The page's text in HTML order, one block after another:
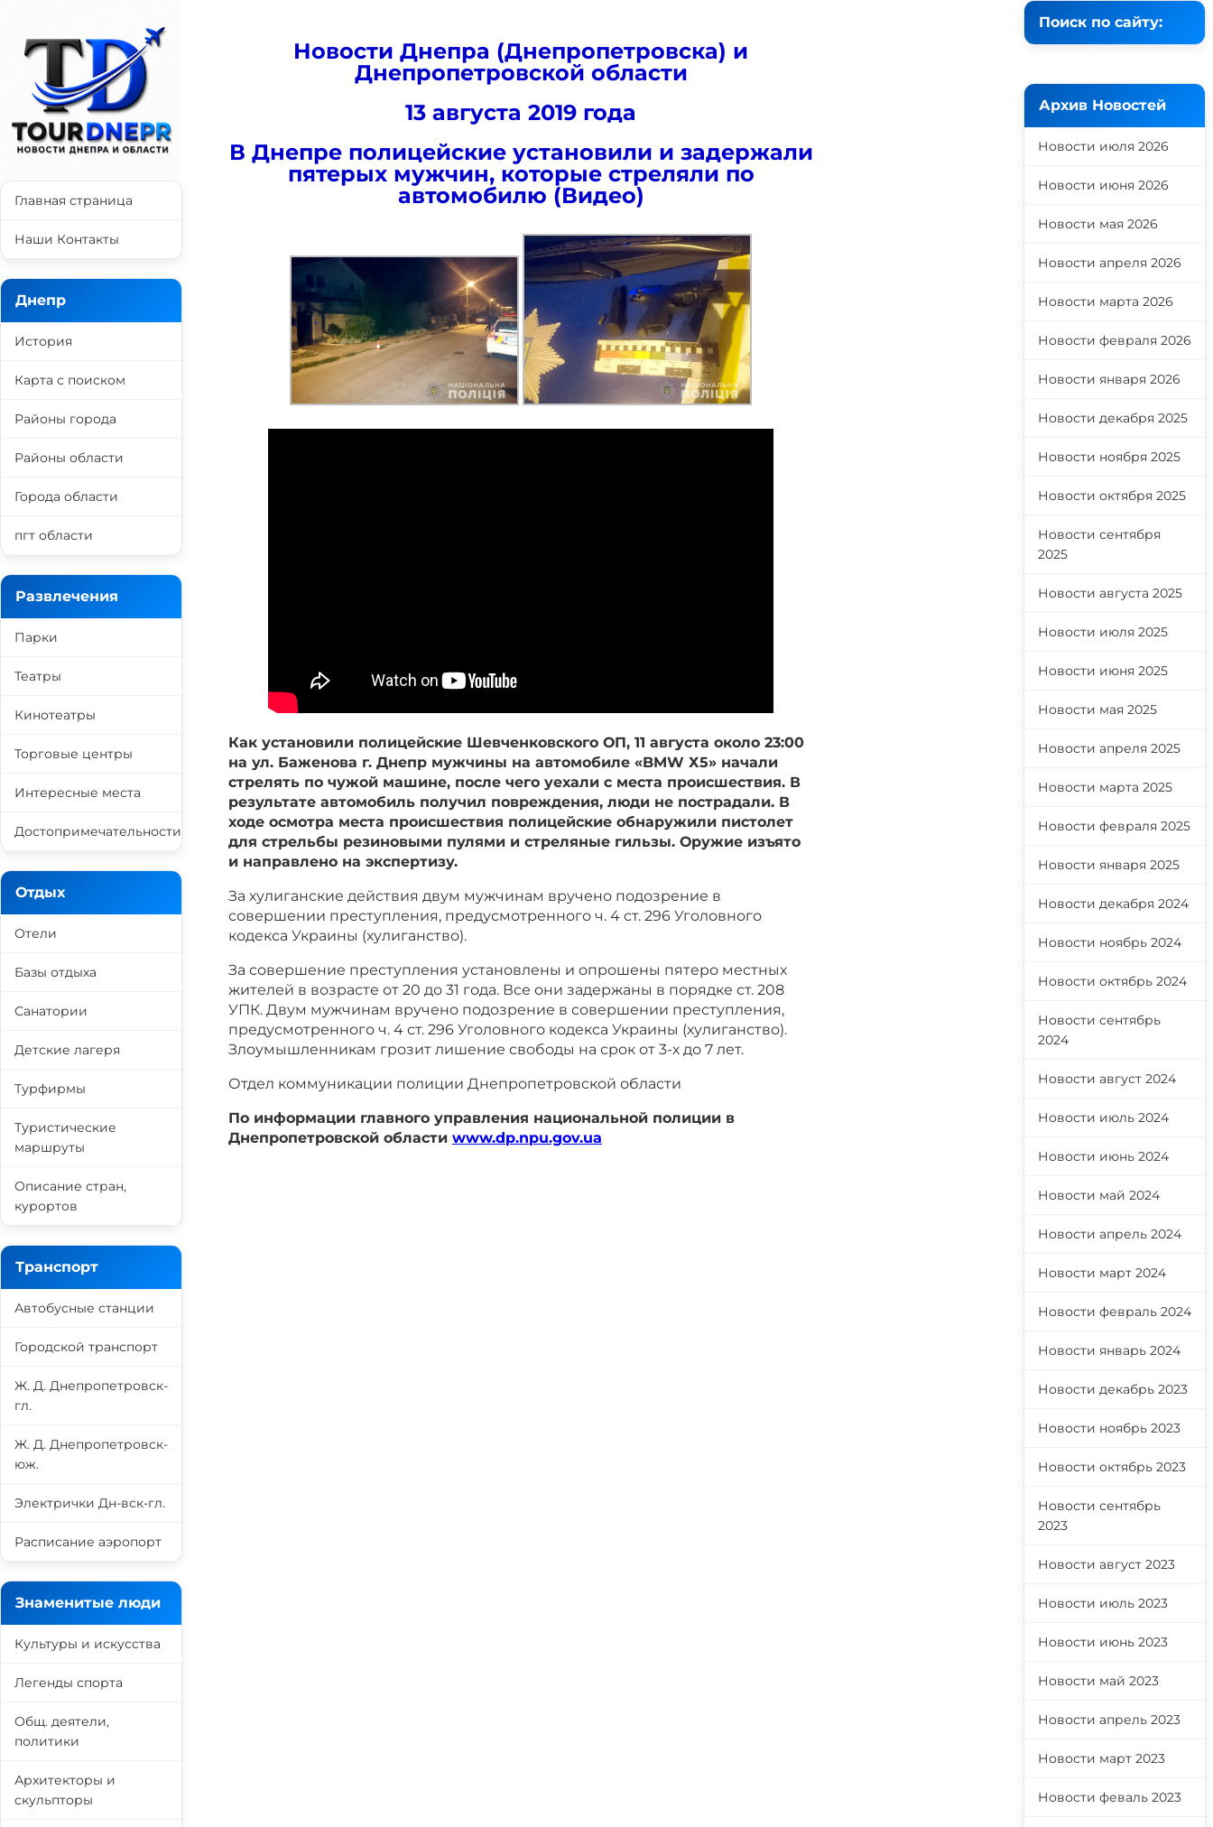
Новости Днепра (Днепропетровска) и
Днепропетровской области
13 августа 2019 года
В Днепре полицейские установили и задержали
пятерых мужчин, которые стреляли по
автомобилю (Видео)
Как установили полицейские Шевченковского ОП, 11 августа около 23:00
на ул. Баженова г. Днепр мужчины на автомобиле «BMW Х5» начали
стрелять по чужой машине, после чего уехали с места происшествия. В
результате автомобиль получил повреждения, люди не пострадали. В
ходе осмотра места происшествия полицейские обнаружили пистолет
для стрельбы резиновыми пулями и стреляные гильзы. Оружие изъято
и направлено на экспертизу.
За хулиганские действия двум мужчинам вручено подозрение в
совершении преступления, предусмотренного ч. 4 ст. 296 Уголовного
кодекса Украины (хулиганство).
За совершение преступления установлены и опрошены пятеро местных
жителей в возрасте от 20 до 31 года. Все они задержаны в порядке ст. 208
УПК. Двум мужчинам вручено подозрение в совершении преступления,
предусмотренного ч. 4 ст. 296 Уголовного кодекса Украины (хулиганство).
Злоумышленникам грозит лишение свободы на срок от 3-х до 7 лет.
Отдел коммуникации полиции Днепропетровской области
По информации главного управления национальной полиции в
Днепропетровской области www.dp.npu.gov.ua
Главная страница
Наши Контакты
Днепр
История
Карта с поиском
Районы города
Районы области
Города области
пгт области
Развлечения
Парки
Театры
Кинотеатры
Торговые центры
Интересные места
Достопримечательности
Отдых
Отели
Базы отдыха
Санатории
Детские лагеря
Турфирмы
Туристические
маршруты
Описание стран,
курортов
Транспорт
Автобусные станции
Городской транспорт
Ж. Д. Днепропетровск-
гл.
Ж. Д. Днепропетровск-
юж.
Электрички Дн-вск-гл.
Расписание аэропорт
Знаменитые люди
Культуры и искусства
Легенды спорта
Общ. деятели,
политики
Архитекторы и
скульпторы
Поиск по сайту:
Архив Новостей
Новости июля 2026
Новости июня 2026
Новости мая 2026
Новости апреля 2026
Новости марта 2026
Новости февраля 2026
Новости января 2026
Новости декабря 2025
Новости ноября 2025
Новости октября 2025
Новости сентября
2025
Новости августа 2025
Новости июля 2025
Новости июня 2025
Новости мая 2025
Новости апреля 2025
Новости марта 2025
Новости февраля 2025
Новости января 2025
Новости декабря 2024
Новости ноябрь 2024
Новости октябрь 2024
Новости сентябрь
2024
Новости август 2024
Новости июль 2024
Новости июнь 2024
Новости май 2024
Новости апрель 2024
Новости март 2024
Новости февраль 2024
Новости январь 2024
Новости декабрь 2023
Новости ноябрь 2023
Новости октябрь 2023
Новости сентябрь
2023
Новости август 2023
Новости июль 2023
Новости июнь 2023
Новости май 2023
Новости апрель 2023
Новости март 2023
Новости феваль 2023